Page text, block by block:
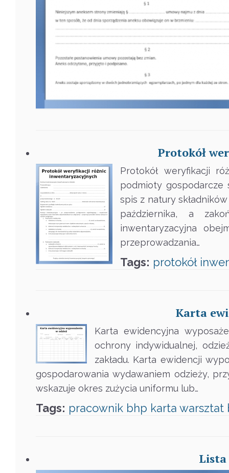
Protokół
Protokół weryfikacji
podmioty gospodarcze
spis z natury
października, a
inwentaryzacyjna
przeprowadzania…
Tags: protokół
Karta
Karta ewidencyjna
ochrony indywidualnej,
zakładu. Karta ewidencji
gospodarowania wydawaniem odzieży,
wskazuje okres zużycia uniformu lub…
Tags: pracownik bhp karta warsztat
Lista